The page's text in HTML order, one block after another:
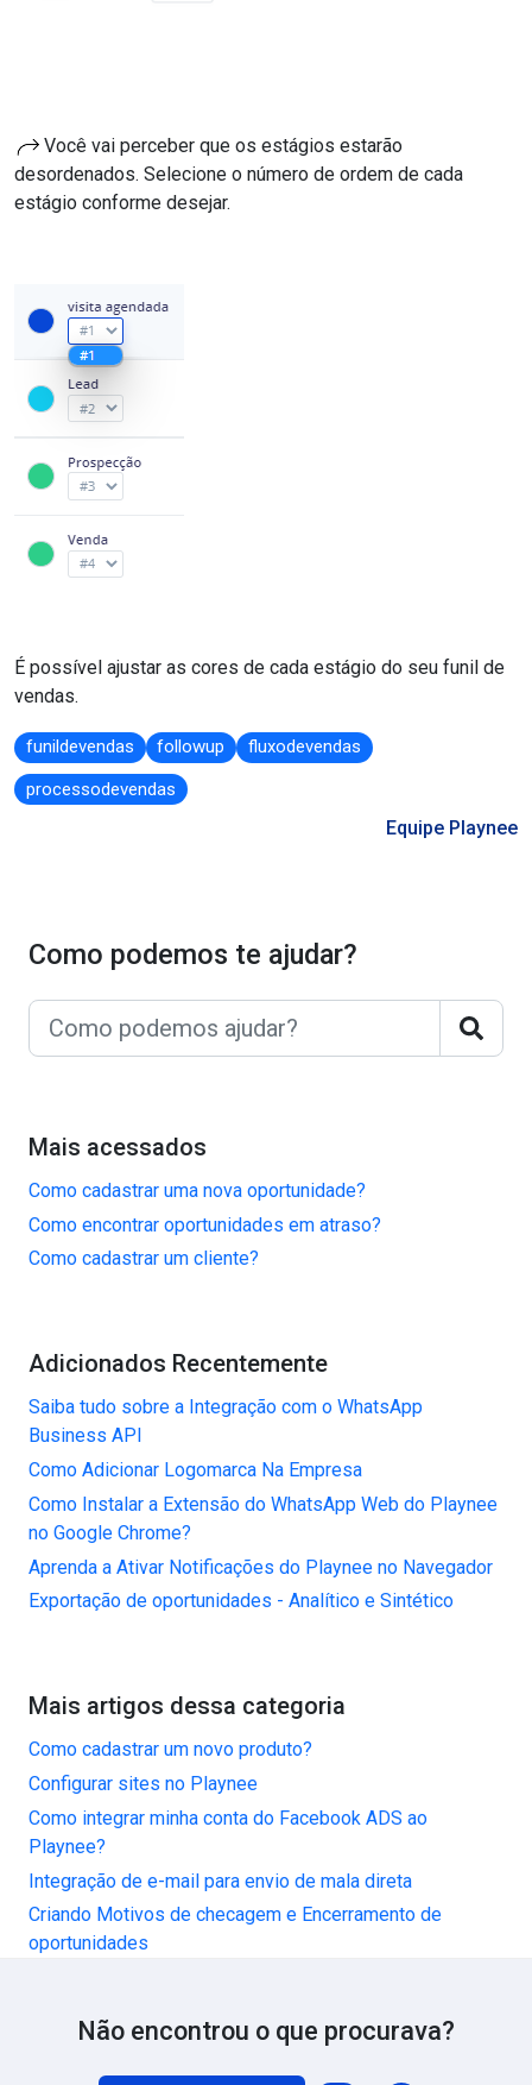
Você vai perceber que os estágios estarão
desordenados. Selecione o número de ordem de cada
estágio conforme desejar.
É possível ajustar as cores de cada estágio do seu funil de
vendas.
funildevendas followup
fluxodevendas
processodevendas
Equipe Playnee
Como podemos te ajudar?
Mais acessados
Como cadastrar uma nova oportunidade?
Como encontrar oportunidades em atraso?
Como cadastrar um cliente?
Adicionados Recentemente
Saiba tudo sobre a Integração com o WhatsApp
Business API
Como Adicionar Logomarca Na Empresa
Como Instalar a Extensão do WhatsApp Web do Playnee
no Google Chrome?
Aprenda a Ativar Notificações do Playnee no Navegador
Exportação de oportunidades - Analítico e Sintético
Mais artigos dessa categoria
Como cadastrar um novo produto?
Configurar sites no Playnee
Como integrar minha conta do Facebook ADS ao
Playnee?
Integração de e-mail para envio de mala direta
Criando Motivos de checagem e Encerramento de
oportunidades
Não encontrou o que procurava?